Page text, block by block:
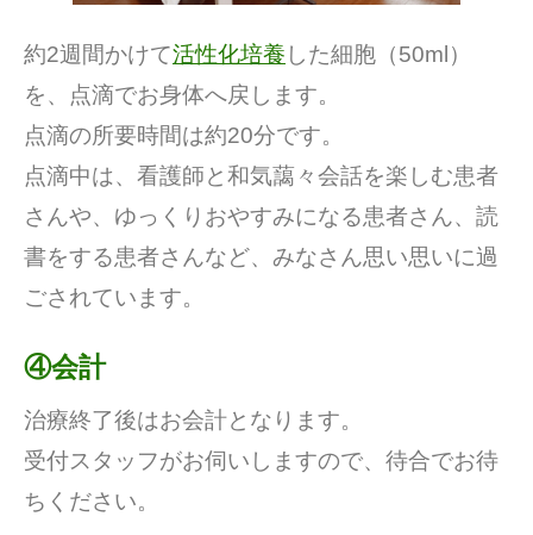
約2週間かけて活性化培養 した細胞（50ml）
を、点滴でお身体へ戻します。
点滴の所要時間は約20分です。
点滴中は、看護師と和気藹々会話を楽しむ患者
さんや、ゆっくりおやすみになる患者さん、読
書をする患者さんなど、みなさん思い思いに過
ごされています。
④会計
治療終了後はお会計となります。
受付スタッフがお伺いしますので、待合でお待
ちください。